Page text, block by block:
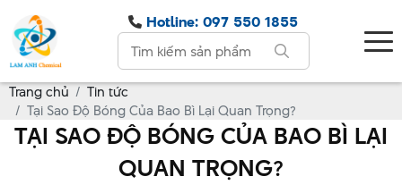
Hotline: 097 550 1855
Trang chủ
Tin tức
Tại Sao Độ Bóng Của Bao Bì Lại Quan Trọng?
TẠI SAO ĐỘ BÓNG CỦA BAO BÌ LẠI
QUAN TRỌNG?